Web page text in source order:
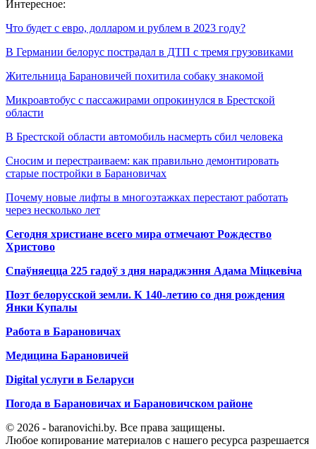
Интересное:
Что будет с евро, долларом и рублем в 2023 году?
В Германии белорус пострадал в ДТП с тремя грузовиками
Жительница Барановичей похитила собаку знакомой
Микроавтобус с пассажирами опрокинулся в Брестской
области
В Брестской области автомобиль насмерть сбил человека
Сносим и перестраиваем: как правильно демонтировать
старые постройки в Барановичах
Почему новые лифты в многоэтажках перестают работать
через несколько лет
Сегодня христиане всего мира отмечают Рождество
Христово
Спаўняецца 225 гадоў з дня нараджэння Адама Міцкевіча
Поэт белорусской земли. К 140-летию со дня рождения
Янки Купалы
Работа в Барановичах
Медицина Барановичей
Digital услуги в Беларуси
Погода в Барановичах и Барановичском районе
© 2026 - baranovichi.by. Все права защищены.
Любое копирование материалов с нашего ресурса разрешается